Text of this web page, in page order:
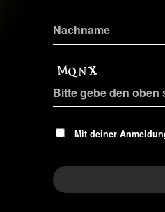
Mit deiner